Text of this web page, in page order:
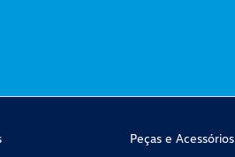
Peças e Acessórios